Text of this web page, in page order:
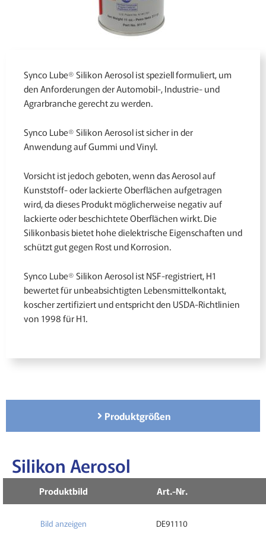
Synco Lube® Silikon Aerosol ist speziell formuliert, um
den Anforderungen der Automobil-, Industrie- und
Agrarbranche gerecht zu werden.
Synco Lube® Silikon Aerosol ist sicher in der
Anwendung auf Gummi und Vinyl.
Vorsicht ist jedoch geboten, wenn das Aerosol auf
Kunststoff- oder lackierte Oberflächen aufgetragen
wird, da dieses Produkt möglicherweise negativ auf
lackierte oder beschichtete Oberflächen wirkt. Die
Silikonbasis bietet hohe dielektrische Eigenschaften und
schützt gut gegen Rost und Korrosion.
Synco Lube® Silikon Aerosol ist NSF-registriert, H1
bewertet für unbeabsichtigten Lebensmittelkontakt,
koscher zertifiziert und entspricht den USDA-Richtlinien
von 1998 für H1.
Produktgrößen
Silikon Aerosol
Produktbild Art.-Nr.
Bild anzeigen DE91110